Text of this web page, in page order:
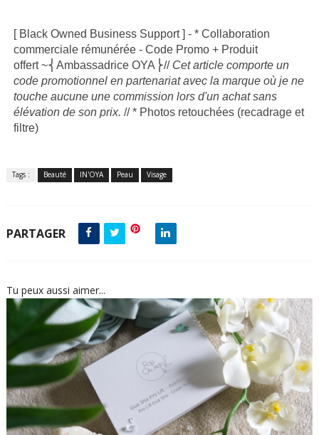
[ Black Owned Business Support ] - * Collaboration
commerciale rémunérée - Code Promo+ Produit
offert~⎨ Ambassadrice OYA⎬// Cet article comporte un
code promotionnel en partenariat avec la marque où je ne
touche aucune une commission lors d'un achat sans
élévation de son prix. // * Photos retouchées (recadrage et
filtre)
Tags : Beauté IN'OYA Peau Visage
PARTAGER
Tu peux aussi aimer...